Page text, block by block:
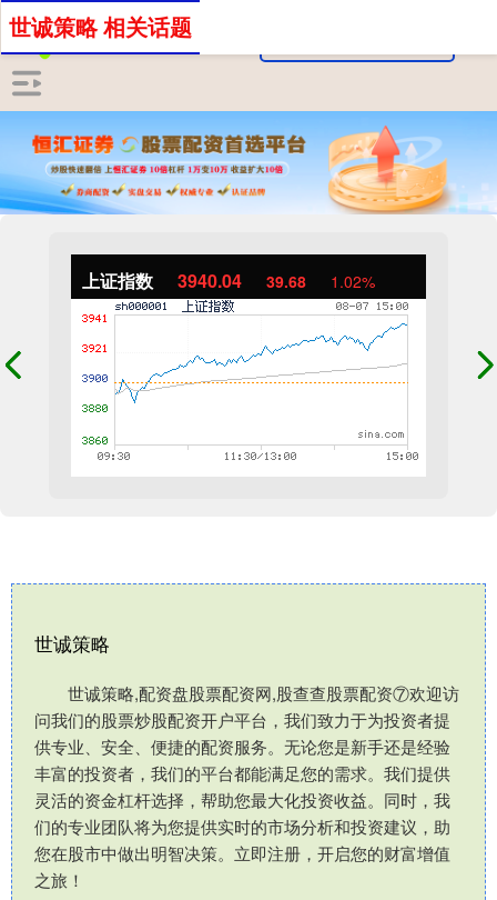
上证指数 3940.04 39.68 1.02%
世诚策略
世诚策略,配资盘股票配资网,股查查股票配资⑦欢迎访
问我们的股票炒股配资开户平台，我们致力于为投资者提
供专业、安全、便捷的配资服务。无论您是新手还是经验
丰富的投资者，我们的平台都能满足您的需求。我们提供
灵活的资金杠杆选择，帮助您最大化投资收益。同时，我
们的专业团队将为您提供实时的市场分析和投资建议，助
您在股市中做出明智决策。立即注册，开启您的财富增值
之旅！
世诚策略 相关话题